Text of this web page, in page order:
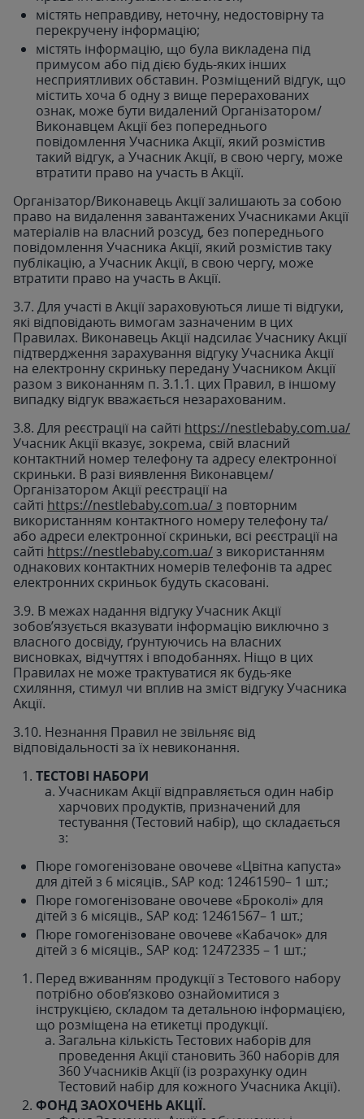
містять неправдиву, неточну, недостовірну та
перекручену інформацію;
містять інформацію, що була викладена під
примусом або під дією будь-яких інших
несприятливих обставин. Розміщений відгук, що
містить хоча б одну з вище перерахованих
ознак, може бути видалений Організатором/
Виконавцем Акції без попереднього
повідомлення Учасника Акції, який розмістив
такий відгук, а Учасник Акції, в свою чергу, може
втратити право на участь в Акції.
Організатор/Виконавець Акції залишають за собою
право на видалення завантажених Учасниками Акції
матеріалів на власний розсуд, без попереднього
повідомлення Учасника Акції, який розмістив таку
публікацію, а Учасник Акції, в свою чергу, може
втратити право на участь в Акції.
3.7. Для участі в Акції зараховуються лише ті відгуки,
які відповідають вимогам зазначеним в цих
Правилах. Виконавець Акції надсилає Учаснику Акції
підтвердження зарахування відгуку Учасника Акції
на електронну скриньку передану Учасником Акції
разом з виконанням п. 3.1.1. цих Правил, в іншому
випадку відгук вважається незарахованим.
3.8. Для реєстрації на сайті https://nestlebaby.com.ua/
Учасник Акції вказує, зокрема, свій власний
контактний номер телефону та адресу електронної
скриньки. В разі виявлення Виконавцем/
Організатором Акції реєстрації на
сайті https://nestlebaby.com.ua/ з повторним
використанням контактного номеру телефону та/
або адреси електронної скриньки, всі реєстрації на
сайті https://nestlebaby.com.ua/з використанням
однакових контактних номерів телефонів та адрес
електронних скриньок будуть скасовані.
3.9. В межах надання відгуку Учасник Акції
зобов’язується вказувати інформацію виключно з
власного досвіду, ґрунтуючись на власних
висновках, відчуттях і вподобаннях. Ніщо в цих
Правилах не може трактуватися як будь-яке
схиляння, стимул чи вплив на зміст відгуку Учасника
Акції.
3.10. Незнання Правил не звільняє від
відповідальності за їх невиконання.
ТЕСТОВІ НАБОРИ
Учасникам Акції відправляється один набір
харчових продуктів, призначений для
тестування (Тестовий набір), що складається
з:
Пюре гомогенізоване овочеве «Цвітна капуста»
для дітей з 6 місяців., SAP код: 12461590– 1 шт.;
Пюре гомогенізоване овочеве «Броколі» для
дітей з 6 місяців., SAP код: 12461567– 1 шт.;
Пюре гомогенізоване овочеве «Кабачок» для
дітей з 6 місяців., SAP код: 12472335 – 1 шт.;
Перед вживанням продукції з Тестового набору
потрібно обов’язково ознайомитися з
інструкцією, складом та детальною інформацією,
що розміщена на етикетці продукції.
Загальна кількість Тестових наборів для
проведення Акції становить 360 наборів для
360 Учасників Акції (із розрахунку один
Тестовий набір для кожного Учасника Акції).
ФОНД ЗАОХОЧЕНЬ АКЦІЇ.